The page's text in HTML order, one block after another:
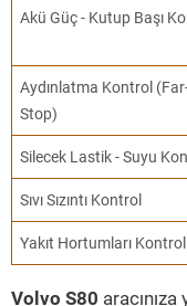
Akü Güç - Kutup Başı
Aydınlatma Kontrol
Stop)
Silecek Lastik - Suyu
Sıvı Sızıntı Kontrol
Yakıt Hortumları Kontrol
Volvo S80